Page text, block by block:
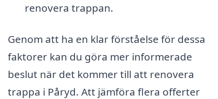
renovera trappan.
Genom att ha en klar förståelse för dessa
faktorer kan du göra mer informerade
beslut när det kommer till att renovera
trappa i Påryd. Att jämföra flera offerter